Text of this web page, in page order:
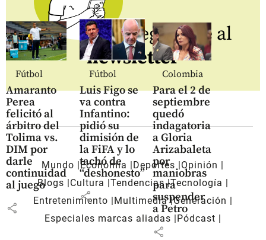
Fútbol
Amaranto
Perea
felicitó al
árbitro del
Tolima vs.
DIM por
darle
continuidad
al juego
share
Fútbol
Luis Figo se
va contra
Infantino:
pidió su
dimisión de
la FiFA y lo
tachó de
“deshonesto”
share
Colombia
Para el 2 de
septiembre
quedó
indagatoria
a Gloria
Arizabaleta
por
maniobras
para
suspender
a Petro
share
Regístrate al
newsletter
Mundo Economía Deportes
Opinión
Blogs
Cultura Tendencias Tecnología
Entretenimiento
Multimedia Generación
Especiales marcas aliadas
Pódcast